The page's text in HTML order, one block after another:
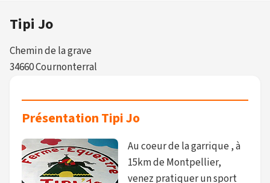
Tipi Jo
Chemin de la grave
34660 Cournonterral
Présentation Tipi Jo
Au coeur de la garrique , à
15km de Montpellier,
venez pratiquer un sport